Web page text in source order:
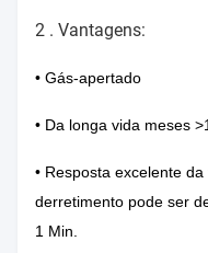
2 . Vantagens:
• Gás-apertado
• Da longa vida meses
• Resposta excelente
derretimento pode ser
1 Min.